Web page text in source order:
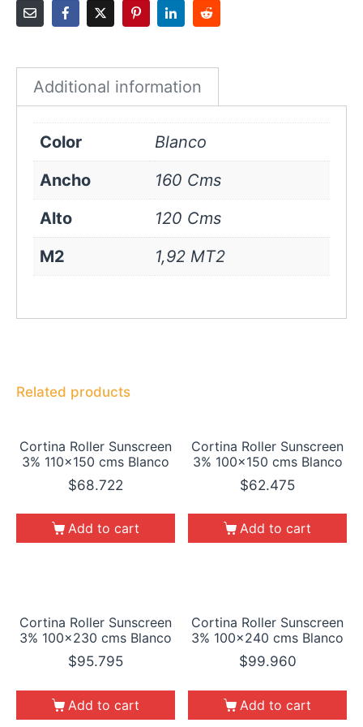
cms
Additional information
Color
Blanco
Ancho
160 Cms
Alto
120 Cms
M2
1,92 MT2
Related products
Cortina Roller Sunscreen
3% 110×150 cms Blanco
$68.722
Add to cart
Cortina Roller Sunscreen
3% 100×150 cms Blanco
$62.475
Add to cart
Cortina Roller Sunscreen
3% 100×230 cms Blanco
$95.795
Add to cart
Cortina Roller Sunscreen
3% 100×240 cms Blanco
$99.960
Add to cart